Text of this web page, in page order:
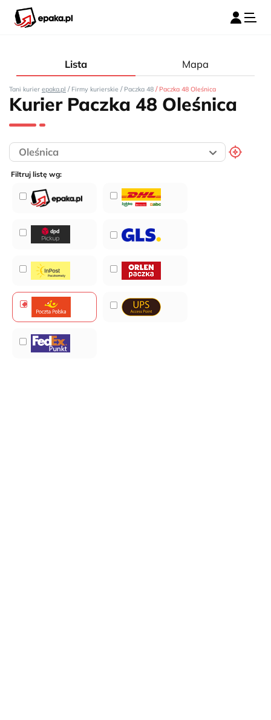
Lista Mapa
Tani kurier epaka.pl / Firmy kurierskie / Paczka 48 / Paczka 48 Oleśnica
Kurier Paczka 48 Oleśnica
Filtruj listę wg: